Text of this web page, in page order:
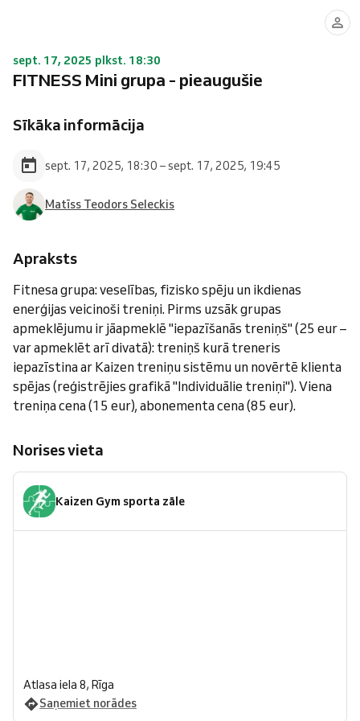
sept. 17, 2025 plkst. 18:30
FITNESS Mini grupa - pieaugušie
Sīkāka informācija
sept. 17, 2025, 18:30 – sept. 17, 2025, 19:45
Matīss Teodors Seleckis
Apraksts
Fitnesa grupa: veselības, fizisko spēju un ikdienas
enerģijas veicinoši treniņi. Pirms uzsāk grupas
apmeklējumu ir jāapmeklē "iepazīšanās treniņš" (25 eur –
var apmeklēt arī divatā): treniņš kurā treneris
iepazīstina ar Kaizen treniņu sistēmu un novērtē klienta
spējas (reģistrējies grafikā "Individuālie treniņi"). Viena
treniņa cena (15 eur), abonementa cena (85 eur).
Norises vieta
Kaizen Gym sporta zāle
Atlasa iela 8, Rīga
Saņemiet norādes